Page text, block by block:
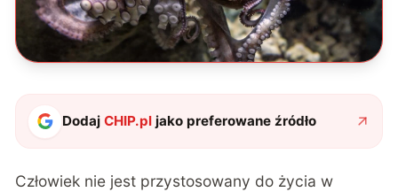
DodajCHIP.pl jako preferowane źródło
Człowiek nie jest przystosowany do życia w